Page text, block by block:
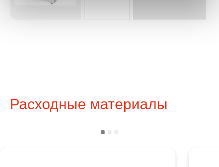
Расходные материалы